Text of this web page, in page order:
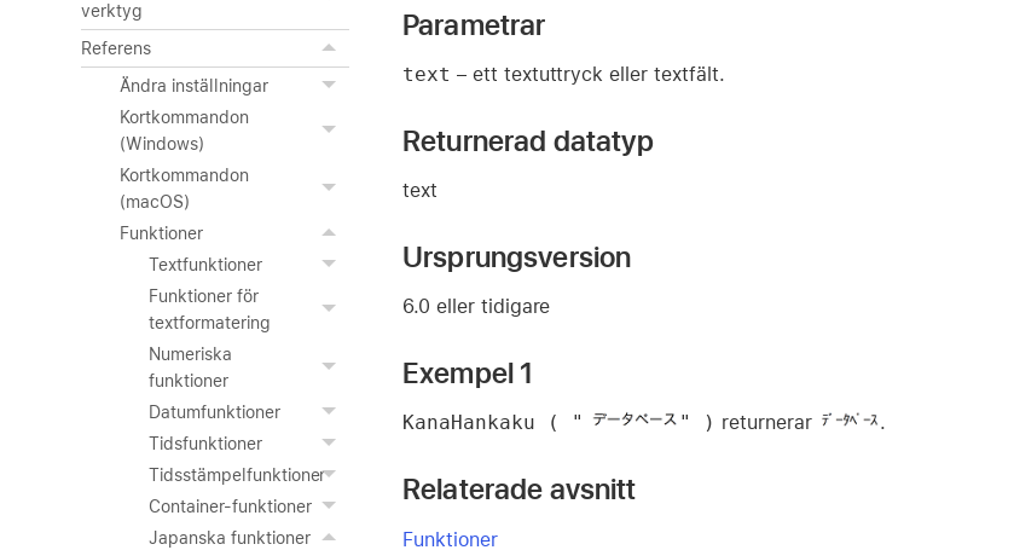
verktyg
Referens
Ändra inställningar
Kortkommandon
(Windows)
Kortkommandon
(macOS)
Funktioner
Textfunktioner
Funktioner för
textformatering
Numeriska
funktioner
Datumfunktioner
Tidsfunktioner
Tidsstämpelfunktioner
Container-funktioner
Japanska funktioner
Parametrar
text – ett textuttryck eller textfält.
Returnerad datatyp
text
Ursprungsversion
6.0 eller tidigare
Exempel 1
KanaHankaku ( " " ) returnerar .
Relaterade avsnitt
Funktioner